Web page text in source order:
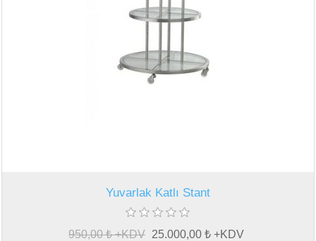
Yuvarlak Katlı Stant
950,00 ₺ +KDV 25.000,00 ₺ +KDV